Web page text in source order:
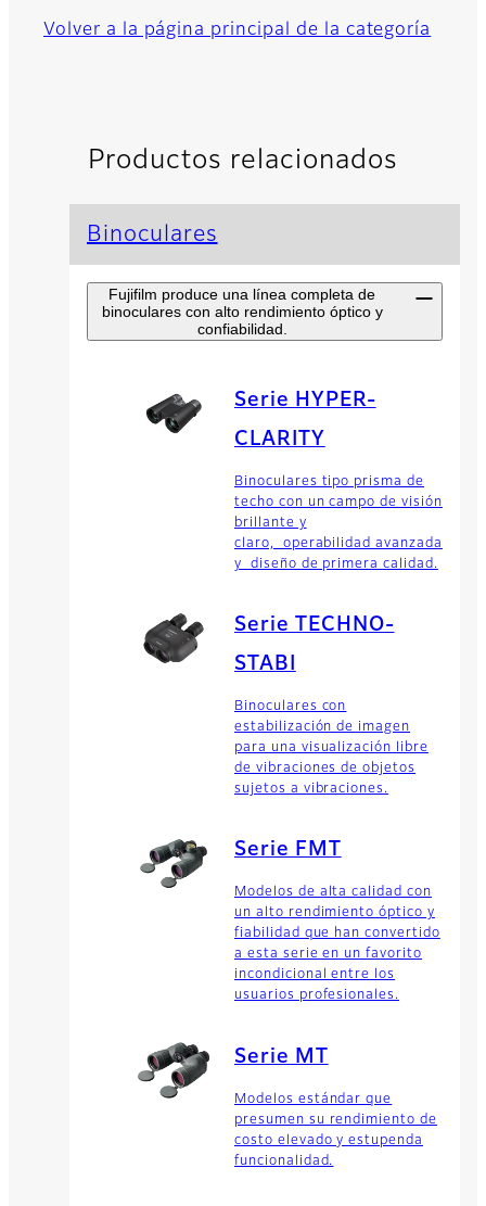
Volver a la página principal de la categoría
Productos relacionados
Binoculares
Fujifilm produce una línea completa de
binoculares con alto rendimiento óptico y
confiabilidad.
Serie HYPER-
CLARITY
Binoculares tipo prisma de
techo con un campo de visión
brillante y
claro, operabilidad avanzada
y diseño de primera calidad.
Serie TECHNO-
STABI
Binoculares con
estabilización de imagen
para una visualización libre
de vibraciones de objetos
sujetos a vibraciones.
Serie FMT
Modelos de alta calidad con
un alto rendimiento óptico y
fiabilidad que han convertido
a esta serie en un favorito
incondicional entre los
usuarios profesionales.
Serie MT
Modelos estándar que
presumen su rendimiento de
costo elevado y estupenda
funcionalidad.